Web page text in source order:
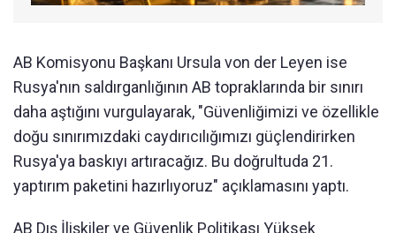
AB Komisyonu Başkanı Ursula von der Leyen ise
Rusya'nın saldırganlığının AB topraklarında bir sınırı
daha aştığını vurgulayarak, "Güvenliğimizi ve özellikle
doğu sınırımızdaki caydırıcılığımızı güçlendirirken
Rusya'ya baskıyı artıracağız. Bu doğrultuda 21.
yaptırım paketini hazırlıyoruz" açıklamasını yaptı.
AB Dış İlişkiler ve Güvenlik Politikası Yüksek